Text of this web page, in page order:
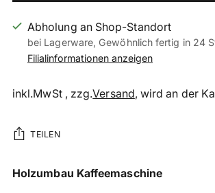
Abholung an Shop-Standort
bei Lagerware, Gewöhnlich fertig in 24
Filialinformationen anzeigen
inkl.MwSt , zzg.Versand, wird an der
TEILEN
Produkt
Holzumbau Kaffeemaschine